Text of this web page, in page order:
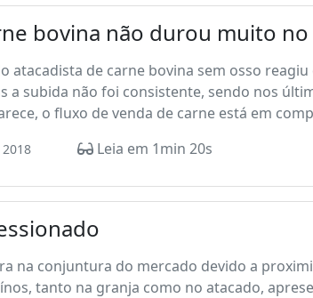
bovina não durou muito
atacadista de carne bovina sem osso
a subida não foi consistente, sendo nos
o fluxo de venda de carne está em
Leia em 1min 20s
na conjuntura do mercado devido a
tanto na granja como no atacado,